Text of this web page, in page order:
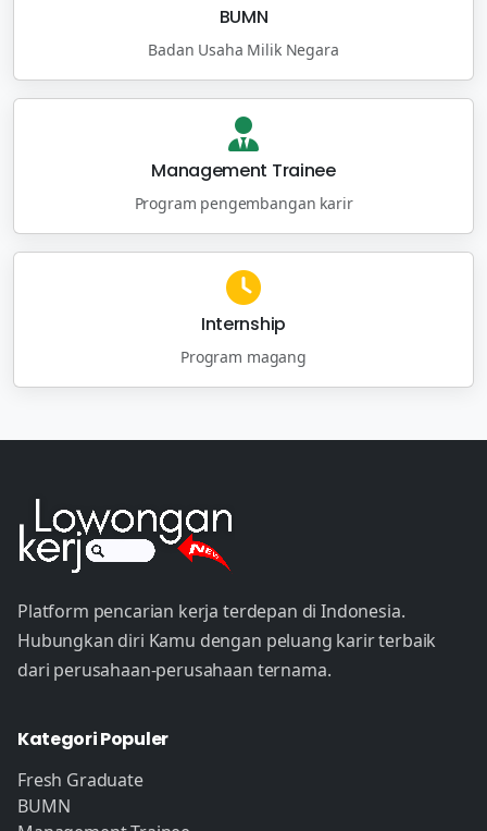
BUMN
Badan Usaha Milik Negara
Management Trainee
Program pengembangan karir
Internship
Program magang
Platform pencarian kerja terdepan di Indonesia.
Hubungkan diri Kamu dengan peluang karir terbaik
dari perusahaan-perusahaan ternama.
Kategori Populer
Fresh Graduate
BUMN